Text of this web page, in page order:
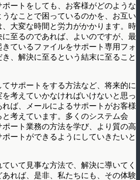
ートをしても、お客様がどのような
なことで困っているのかを、お互い
大変な時間と労力がかかります。時
至るのであれば、よいのですが、最
ているファイルをサポート専用フォ
、解決に至るという結末に至ること
サポートをする方法など、将来的に
考えていかなければいけないと思っ
ば、メールによるサポートがお客様
考えています。多くのシステム会
ート業務の方法を学び、より質の高
ートができるようにしていきたいと
いて見事な方法で、解決に導いてく
れば、是非、私たちにも、その体験